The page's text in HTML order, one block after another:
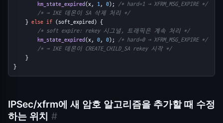
km_state_expired(x, 1 , 0);
/* hard=1 → XFRM_MSG_EXPIRE */
/* → IKE 데몬이 SA 삭제 처리 */
    }
else if (soft_expired) {
/* soft expire: rekey 시그널, 트래픽은 계속 처리 */
km_state_expired(x, 0, 0);
/* hard=0 → XFRM_MSG_EXPIRE */
/* → IKE 데몬이 CREATE_CHILD_SA rekey 시작 */
    }
}
IPSec/xfrm에 새 암호 알고리즘을 추가할 때 수정
하는 위치 #